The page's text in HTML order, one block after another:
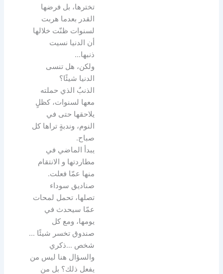
تخترها، بل فرضها
القدر بعدما هربت
لسنوات ظنّت خلالها
أن الدنيا نسيت
ذنبها…
ولكن، هل تنسى
الدنيا شيئًا؟
الذنبٌ الذي حملته
معها لسنوات، كظلٍ
يلاحقها حتى في
النوم، وندبةٍ تراها كل
صباح.
يبدأ الماضي في
مطاردتها و الانتقام
منها عمّا فعلت.
صناديق سوداء
تصلها، تحمل لمحات
عمّا سيحدث في
يومها، ومع كل
صندوق تخسر شيئًا …
شخص …ذكري
والسؤال هنا ليس من
يفعل ذلك؟ بل من